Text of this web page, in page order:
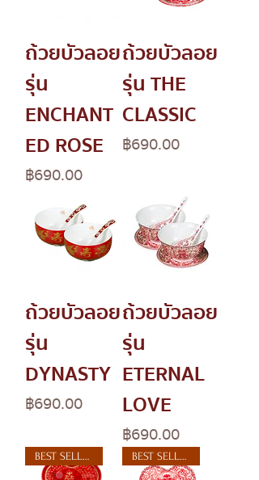
ถ้วยบัวลอย
รุ่น
ENCHANT
ED ROSE
Price
฿690.00
ถ้วยบัวลอย
รุ่น THE
CLASSIC
Price
฿690.00
ถ้วยบัวลอย
รุ่น
DYNASTY
Price
฿690.00
ถ้วยบัวลอย
รุ่น
ETERNAL
LOVE
Price
฿690.00
BEST SELLER BEST SELLER